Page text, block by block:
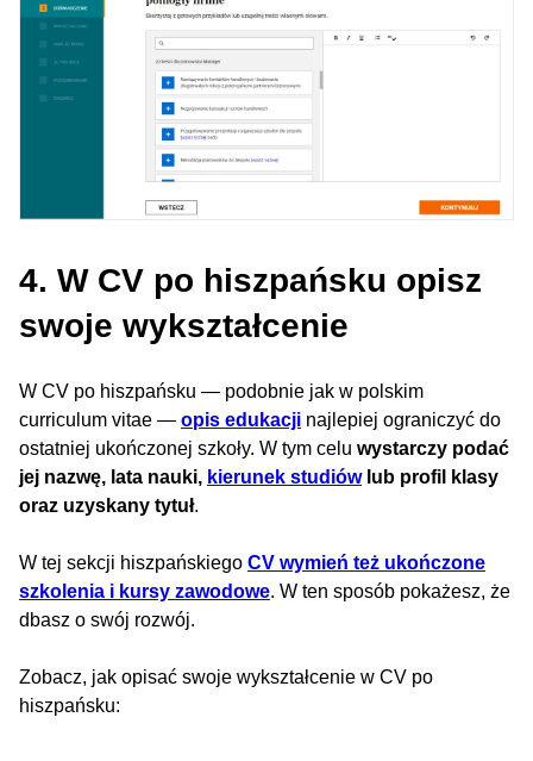
4. W CV po hiszpańsku opisz
swoje wykształcenie
W CV po hiszpańsku — podobnie jak w polskim
curriculum vitae — opis edukacji najlepiej ograniczyć do
ostatniej ukończonej szkoły. W tym celu wystarczy podać
jej nazwę, lata nauki, kierunek studiówlub profil klasy
oraz uzyskany tytuł.
W tej sekcji hiszpańskiego CV wymień też ukończone
szkolenia i kursy zawodowe. W ten sposób pokażesz, że
dbasz o swój rozwój.
Zobacz, jak opisać swoje wykształcenie w CV po
hiszpańsku: